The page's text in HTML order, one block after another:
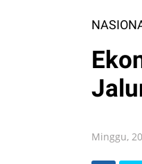
Minggu,